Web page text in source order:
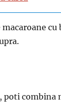
cu
combina